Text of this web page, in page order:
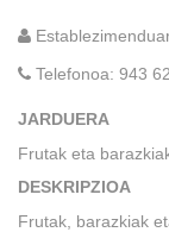
Telefonoa: 943
JARDUERA
Frutak eta
DESKRIPZIOA
Frutak, barazkiak